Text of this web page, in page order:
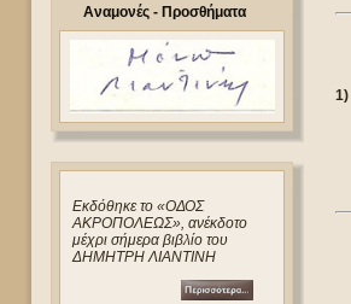
Αναμονές - Προσθήματα
Eκδόθηκε το «ΟΔΟΣ
ΑΚΡΟΠΟΛΕΩΣ», ανέκδοτο
μέχρι σήμερα βιβλίο του
ΔΗΜΗΤΡΗ ΛΙΑΝΤΙΝΗ
1)